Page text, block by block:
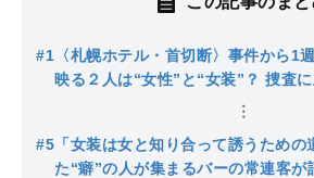
#1 〈札幌ホテル・首切断〉事件から1
映る２人は“女性”と“女装”？ 捜査
な壁とは。「Aさんはとても目立っ
#5 「女装は女と知り合って誘うため
た“癖”の人が集まるバーの常連客が